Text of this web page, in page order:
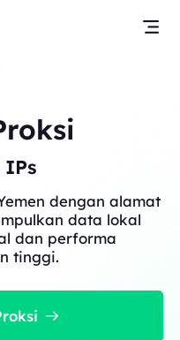
IPs
dengan alamat
data lokal
dan performa
tinggi.